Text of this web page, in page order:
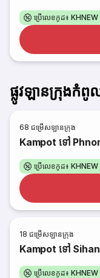
ប្រើលេខកូដ៖
ផ្លូវឡានក្រុងកំ
68 ជម្រើសឡានក្រុង
Kampot ទៅ
ប្រើលេខកូដ៖
18 ជម្រើសឡានក្រុង
Kampot ទៅ
ប្រើលេខកូដ៖